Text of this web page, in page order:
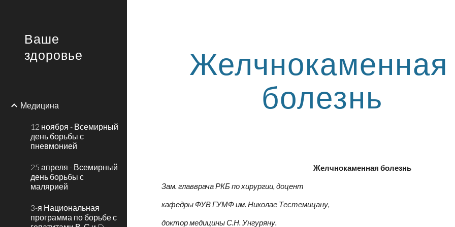
Ваше
здоровье
Медицина
12 ноября - Всемирный
день борьбы с
пневмонией
25 апреля - Всемирный
день борьбы с
малярией
3-я Национальная
программа по борьбе с
Желчнокаменная
болезнь
Желчнокаменная болезнь
Зам. главврача РКБ по хирургии, доцент
кафедры ФУВ ГУМФ им. Николае Тестемицану,
доктор медицины С.Н. Унгуряну.